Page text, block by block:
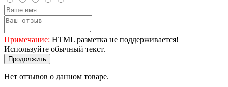
Примечание: HTML разметка не поддерживается!
Используйте обычный текст.
Продолжить
Нет отзывов о данном товаре.